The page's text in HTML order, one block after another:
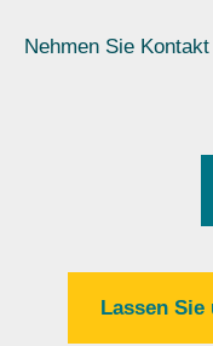
Nehmen Sie
Lassen Sie